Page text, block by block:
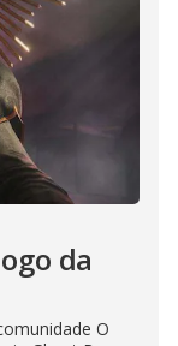
da
O